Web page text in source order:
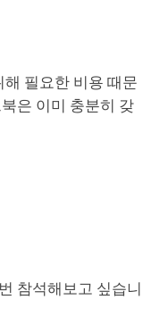
필요한 비용 때문
은 이미 충분히 갖
참석해보고 싶습니